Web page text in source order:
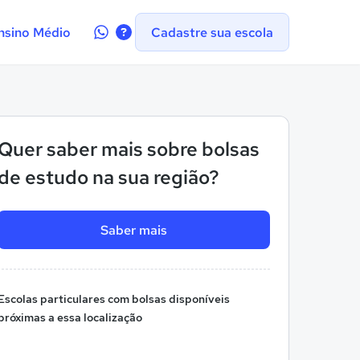
Médio
Contate-Cadastre sua escola
saber mais sobre bolsas
estudo na sua região?
Saber mais
particulares com bolsas disponíveis
a essa localização